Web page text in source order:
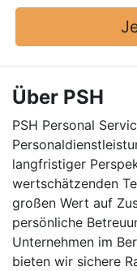
Über PSH
PSH Personal
langfristiger
wertschätzenden
großen Wert auf
persönliche
Unternehmen im
bieten wir sichere